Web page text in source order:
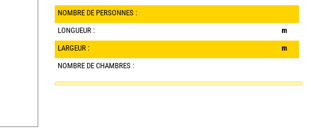
NOMBRE DE PERSONNES :
LONGUEUR :
m
LARGEUR :
m
NOMBRE DE CHAMBRES :